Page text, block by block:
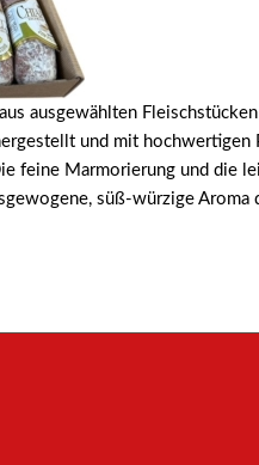
ausgewählten
und mit hochwertigen
feine Marmorierung und die
süß-würzige Aroma